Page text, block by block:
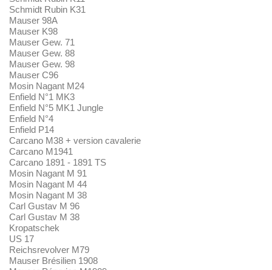
Schmidt Rubin K31
Mauser 98A
Mauser K98
Mauser Gew. 71
Mauser Gew. 88
Mauser Gew. 98
Mauser C96
Mosin Nagant M24
Enfield N°1 MK3
Enfield N°5 MK1 Jungle
Enfield N°4
Enfield P14
Carcano M38 + version cavalerie
Carcano M1941
Carcano 1891 - 1891 TS
Mosin Nagant M 91
Mosin Nagant M 44
Mosin Nagant M 38
Carl Gustav M 96
Carl Gustav M 38
Kropatschek
US 17
Reichsrevolver M79
Mauser Brésilien 1908